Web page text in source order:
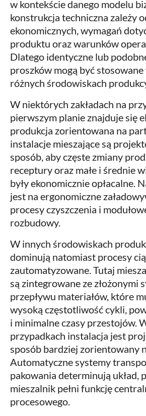
w kontekście danego modelu
konstrukcja techniczna zależy
ekonomicznych, wymagań
produktu oraz warunków
Dlatego identyczne lub
proszków mogą być stosowane
różnych środowiskach
W niektórych zakładach na
pierwszym planie znajduje się
produkcja zorientowana na
instalacje mieszające są
sposób, aby częste zmiany
receptury oraz małe i średnie
były ekonomicznie opłacalne.
jest na ergonomiczne
procesy czyszczenia i
rozbudowy.
W innych środowiskach
dominują natomiast procesy
zautomatyzowane. Tutaj
są zintegrowane ze złożonymi
przepływu materiałów, które
wysoką częstotliwość cykli,
i minimalne czasy przestojów.
przypadkach instalacja jest
sposób bardziej zorientowany
Automatyczne systemy
pakowania determinują układ,
mieszalnik pełni funkcję
procesowego.